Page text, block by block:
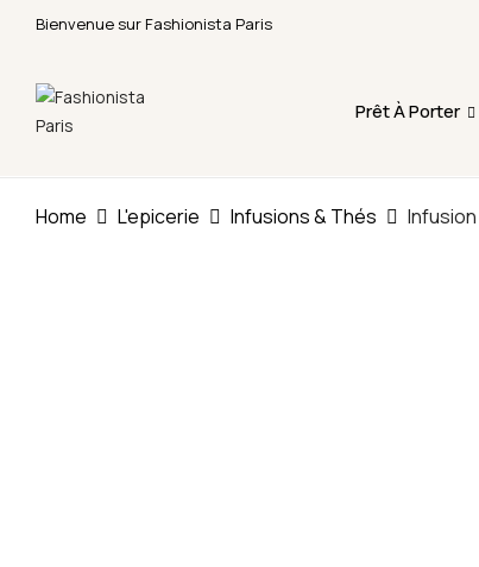
Bienvenue sur Fashionista Paris
Prêt À Porter
Home L'epicerie Infusions & Thés
Fermeture annuelle du 17 juillet 16h au 12